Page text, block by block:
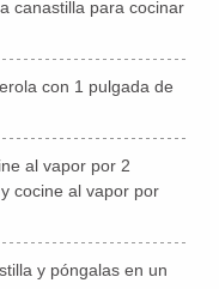
canastilla para cocinar
con 1 pulgada de
al vapor por 2
cocine al vapor por
y póngalas en un